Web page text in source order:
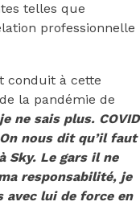
telles que
professionnelle
conduit à cette
la pandémie de
ne sais plus. COVID
nous dit qu’il faut
Sky. Le gars il ne
responsabilité, je
avec lui de force en